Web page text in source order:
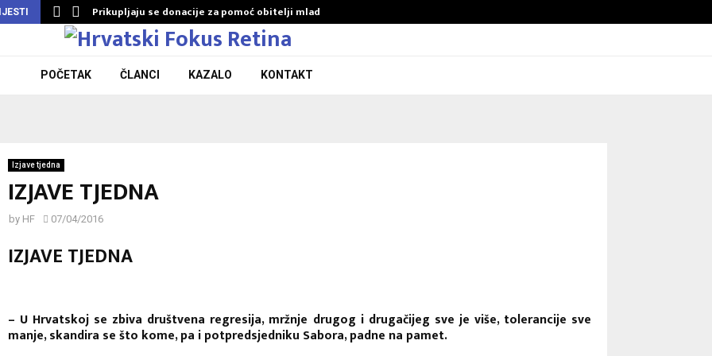
Prikupljaju se donacije za pomoć obitelji mladog…
POČETAK ČLANCI KAZALO KONTAKT
Izjave tjedna
IZJAVE TJEDNA
by HF 07/04/2016
IZJAVE TJEDNA
– U Hrvatskoj se zbiva društvena regresija, mržnje drugog i drugačijeg sve je više, tolerancije sve
manje, skandira se što kome, pa i potpredsjedniku Sabora, padne na pamet.